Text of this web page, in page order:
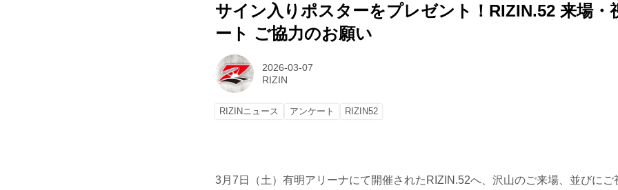
サイン入りポスターをプレゼント！RIZIN.52 来場・
ート ご協力のお願い
2026-03-07
RIZIN
RIZINニュース アンケート RIZIN52
3月7日（土）有明アリーナにて開催されたRIZIN.52へ、沢山のご来場、並びにご